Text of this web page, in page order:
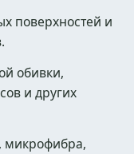
поверхностей и
обивки,
и других
микрофибра,